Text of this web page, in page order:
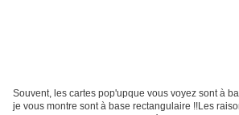
Souvent, les cartes pop'upque vous voyez sont à
je vous montre sont à base rectangulaire !!Les